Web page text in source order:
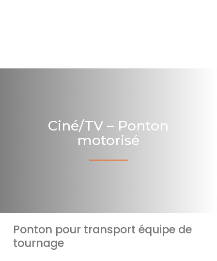
Ciné/TV – Ponton
motorisé
Ponton pour transport équipe de
tournage